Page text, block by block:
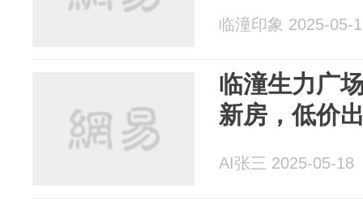
临潼印象 2025-05-
临潼生力广
新房，低价
AI张三 2025-05-18